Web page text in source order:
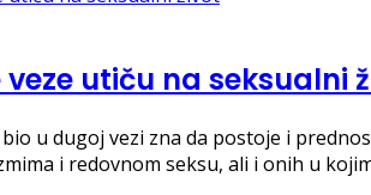
utiču na seksualni
u dugoj vezi zna da postoje i
i redovnom seksu, ali i onih u